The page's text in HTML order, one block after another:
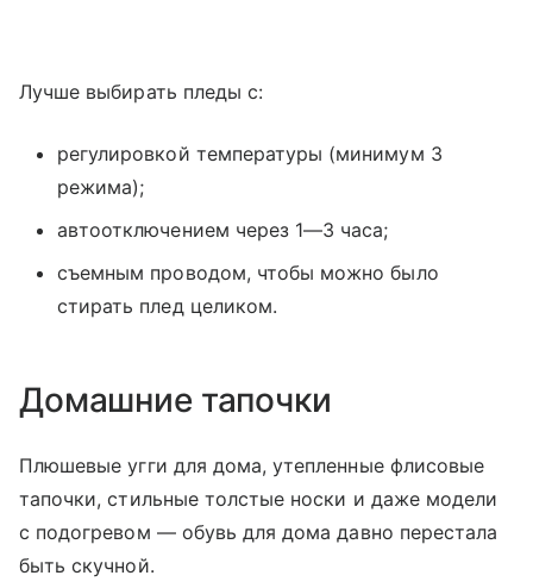
Лучше выбирать пледы с:
регулировкой температуры (минимум 3
режима);
автоотключением через 1—3 часа;
съемным проводом, чтобы можно было
стирать плед целиком.
Домашние тапочки
Плюшевые угги для дома, утепленные флисовые
тапочки, стильные толстые носки и даже модели
с подогревом — обувь для дома давно перестала
быть скучной.